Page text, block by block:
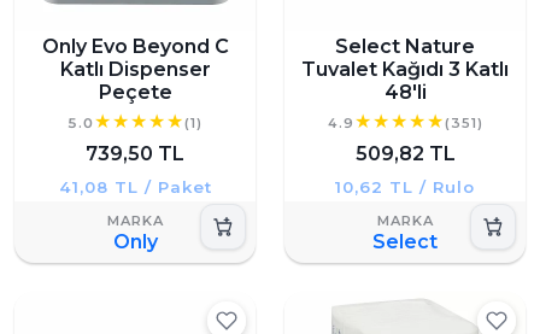
Only Evo Beyond C
Katlı Dispenser
Peçete
5.0 (1)
739,50 TL
41,08 TL / Paket
Only
Select Nature
Tuvalet Kağıdı 3 Katlı
48'li
4.9 (351)
509,82 TL
10,62 TL / Rulo
Select